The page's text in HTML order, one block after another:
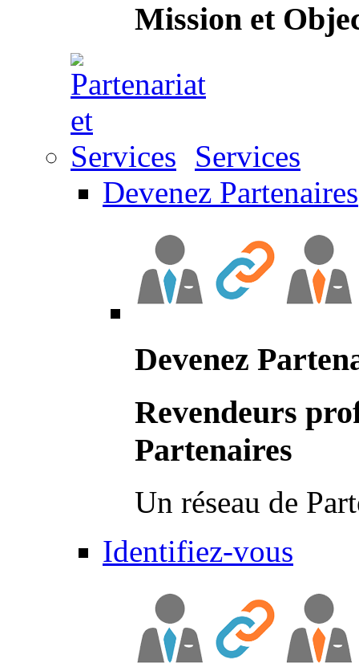
Mission et
Services
Devenez Partenaires
Devenez
Revendeurs
Partenaires
Un réseau de
Identifiez-vous